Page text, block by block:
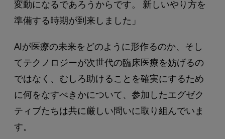
変動になるであろうからです。 新しいやり方を
準備する時期が到来しました」
AIが医療の未来をどのように形作るのか、そし
てテクノロジーが次世代の臨床医療を妨げるの
ではなく、むしろ助けることを確実にするため
に何をなすべきかについて、参加したエグゼク
ティブたちは共に厳しい問いに取り組んでいま
す。